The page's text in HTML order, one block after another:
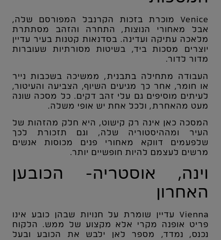
Venice מוכרת בזכות הקרנבל המפורסם שלה,
אבל מאחורי הנוצות, התחרה והזהב מסתתרת
מלאכה עתיקה ועדינה. בסדנאות קטנות בעיר עדיין
יוצרים מסכות ביד, בשיטות מסורתיות שעוברות
מדור לדור.
העבודה מתחילה בתבנית, ממשיכה בשכבות נייר
או חומר, אחר כך מגיעים השיוף, הצביעה והעיטור,
לעיתים מוסיפים גם עלי זהב דקים. כל מסכה שונה
מעט מהאחרת, ולכל אחת יש אופי משלה.
המסכה כאן אינה רק קישוט, היא חלק מהזהות של
העיר ומההיסטוריה שלה, וגם תזכורת לכך
שלפעמים דווקא מאחורי פנים מכוסות אנשים
מרשים לעצמם להיות חופשיים יותר.
וינה, אוסטריה- הכובען
האחרון
Vienna עדיין שומרת על חנויות שבהן כובע אינו
פריט אופנה מקרי אלא מקצוע של ממש. הלקוח
נכנס, נמדד, מספר לאן ילבש את הכובע ובעל